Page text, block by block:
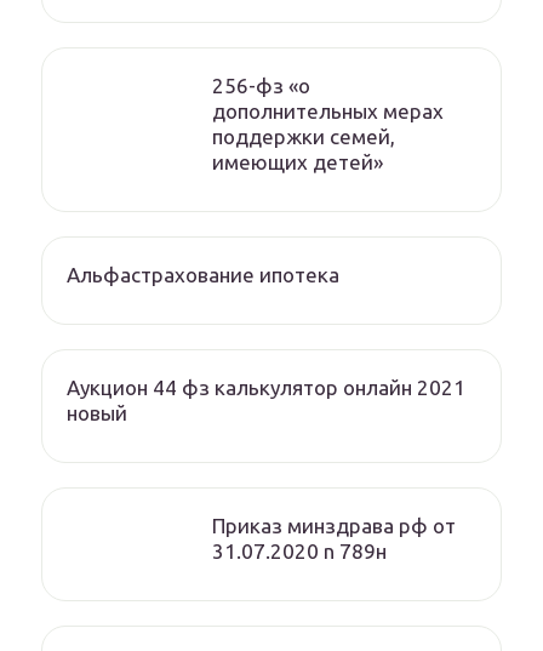
256-фз «о
дополнительных мерах
поддержки семей,
имеющих детей»
Альфастрахование ипотека
Аукцион 44 фз калькулятор онлайн 2021
новый
Приказ минздрава рф от
31.07.2020 n 789н